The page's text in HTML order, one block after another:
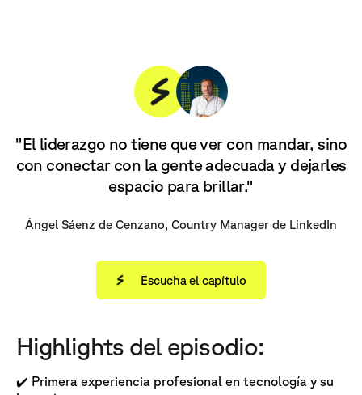
"El liderazgo no tiene que ver con mandar, sino
con conectar con la gente adecuada y dejarles
espacio para brillar."
Ángel Sáenz de Cenzano, Country Manager de LinkedIn
Escucha el capítulo
Highlights del episodio:
✔️ Primera experiencia profesional en tecnología y su